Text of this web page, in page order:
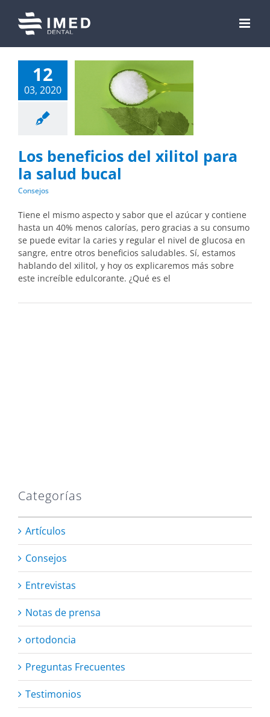
content
12
03, 2020
Los beneficios del xilitol para
la salud bucal
Consejos
Tiene el mismo aspecto y sabor que el azúcar y contiene
hasta un 40% menos calorías, pero gracias a su consumo
se puede evitar la caries y regular el nivel de glucosa en
sangre, entre otros beneficios saludables. Sí, estamos
hablando del xilitol, y hoy os explicaremos más sobre
este increíble edulcorante. ¿Qué es el
Categorías
Artículos
Consejos
Entrevistas
Notas de prensa
ortodoncia
Preguntas Frecuentes
Testimonios